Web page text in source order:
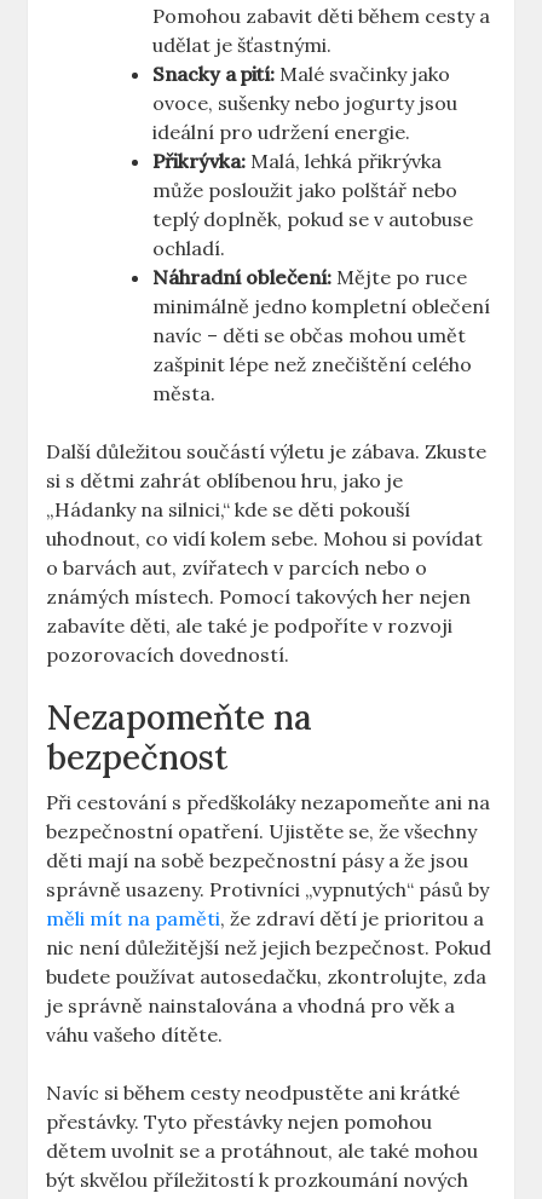
⁣Pomohou zabavit ‌děti během cesty⁣ a ​
udělat je šťastnými.
Snacky a pití: Malé⁣ svačinky jako
⁣ovoce, sušenky‍ nebo jogurty jsou
ideální pro udržení ⁢energie.
Přikrývka: Malá, lehká ‌přikrývka
může ⁤posloužit jako polštář nebo⁤
teplý doplněk,⁣ pokud se v autobuse‍
ochladí.
Náhradní oblečení: Mějte po ruce​
minimálně jedno kompletní ‌oblečení
navíc⁢ – děti se občas⁣ mohou umět
zašpinit ⁢lépe než ⁢znečištění celého
⁣města.
Další‍ důležitou součástí výletu je zábava. Zkuste
si s​ dětmi zahrát oblíbenou hru, jako je
„Hádanky‌ na silnici,“ kde⁣ se děti pokouší
uhodnout, co‍ vidí kolem sebe. Mohou si povídat
o barvách aut, zvířatech v parcích nebo o
známých ⁤místech. Pomocí takových her‍ nejen
‌zabavíte děti, ale také je podpoříte v rozvoji
pozorovacích ‍dovedností.
Nezapomeňte na
bezpečnost
Při‍ cestování s‍ předškoláky nezapomeňte ani na
bezpečnostní opatření. ‌Ujistěte se, ⁢že všechny
děti mají na‌ sobě bezpečnostní pásy⁢ a ⁣že jsou
správně usazeny. ⁢Protivníci „vypnutých“ pásů by
měli ​mít na paměti, že zdraví⁣ dětí je prioritou a
nic není důležitější než jejich ‌bezpečnost. Pokud
budete používat autosedačku, zkontrolujte, ‍zda
je správně nainstalována⁢ a vhodná pro věk a
⁣váhu vašeho dítěte.
Navíc si během cesty neodpustěte‍ ani krátké
⁣přestávky. Tyto přestávky ‌nejen pomohou
dětem⁤ uvolnit se a protáhnout,‍ ale také mohou
‌být skvělou příležitostí k⁣ prozkoumání nových